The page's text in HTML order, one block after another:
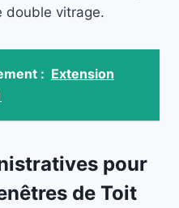
double vitrage.
: Extension
pour
de Toit